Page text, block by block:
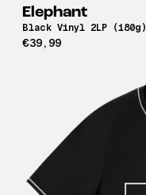
Elephant
Black Vinyl 2LP (180g)
€39,99